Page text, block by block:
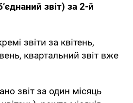
звіт) за 2-й
звіти за квітень,
квартальний звіт вже
звіт за один місяць